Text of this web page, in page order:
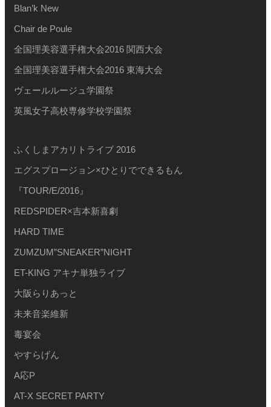
Blan’k New
Chair de Poule
全国理美容選手権大会2016 関西大会
全国理美容選手権大会2016 東海大会
ヴェールルージュ学園祭
英風女子高校専修学校学園祭
ふくしまアカリトライブ 2016
エグスプロージョン×ひとりでできるもん
『TOUR/E/2016』
REDSPIDER×吉本新喜劇
HARD TIME
ZUMZUM”SNEAKER”NIGHT
ET-KING アキナ単独ライブ
大阪らりあっと
未来音楽維新
毒宴会
やすらげん
A応P
AT-X SECRET PARTY